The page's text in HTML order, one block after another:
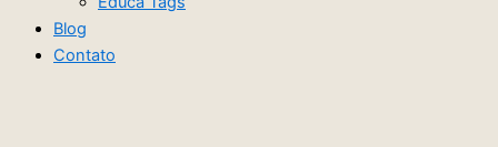
Blog
Contato